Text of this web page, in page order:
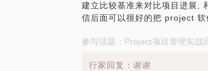
建立比较基准来对比项目进展,
信后面可以很好的把 project
参与话题：Project项目管理实战
行家回复：谢谢